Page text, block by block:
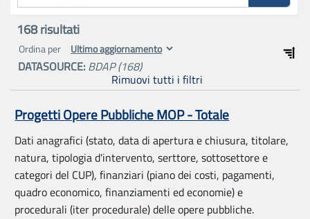
168risultati
Ordina per
DATASOURCE: BDAP(168)
Rimuovi tutti i filtri
Progetti Opere Pubbliche MOP - Totale
Dati anagrafici (stato, data di apertura e chiusura, titolare,
natura, tipologia d'intervento, serttore, sottosettore e
categori del CUP), finanziari (piano dei costi, pagamenti,
quadro economico, finanziamenti ed economie) e
procedurali (iter procedurale) delle opere pubbliche.